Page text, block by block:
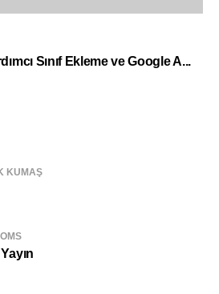
Sınıf Ekleme ve Google A...
KUMAŞ